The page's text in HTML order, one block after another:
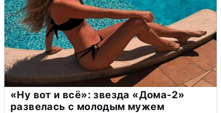
«Ну вот и всё»: звезда «Дома-2»
развелась с молодым мужем